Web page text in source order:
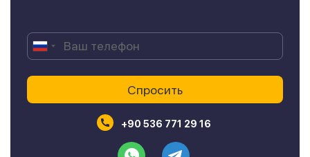
+90 536 771 29 16